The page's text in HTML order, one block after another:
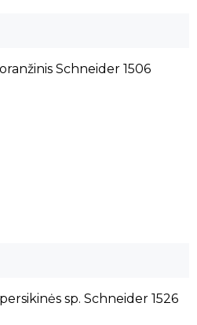
Schneider 1506
sp. Schneider 1526